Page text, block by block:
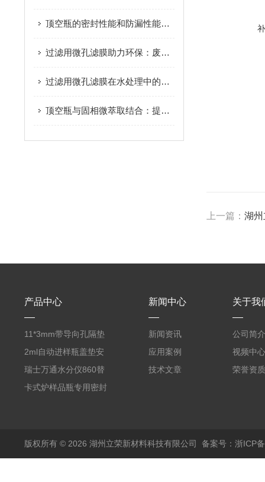
顶空瓶的密封性能和防漏性能解析
过滤用微孔滤膜助力环保：废旧电子产品回收与处理的新选择
过滤用微孔滤膜在水处理中的关键作用
顶空瓶与固相微萃取结合：提升环境污染物检测效率
上一篇：湖州
产品中心
11*3mm带导向孔隔垫
气相色谱仪用红色耐
380℃高温 替代5193-
4757 瓶装一瓶50个
2ml自动进样瓶盖垫安
捷伦款气相螺纹顶空瓶
液相切口9*1mm聚四氟
瑞士万通水分仪860替
代原装产品 6.1448.057
卡式炉样品瓶专用密封
新闻中心
新闻资讯
应用案例
技术文章
关于我
公司简介
视频中心
荣誉资质
版权所有 © 2026 湖州立荣新材料科技有限公司 备案号：浙ICP